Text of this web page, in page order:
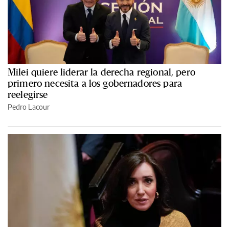
Milei quiere liderar la derecha regional, pero
primero necesita a los gobernadores para
reelegirse
Pedro Lacour